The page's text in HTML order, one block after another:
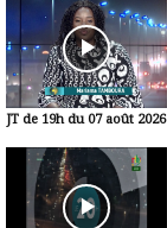
JT de 19h du 07 août 2026